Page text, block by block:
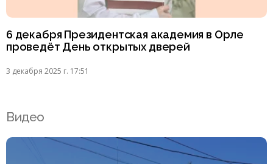
6 декабря Президентская академия в Орле
проведёт День открытых дверей
3 декабря 2025 г. 17:51
Видео